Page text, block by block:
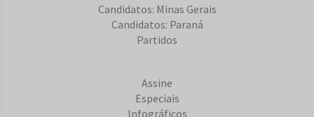
Candidatos: Minas Gerais
Candidatos: Paraná
Partidos
Assine
Especiais
Infográficos